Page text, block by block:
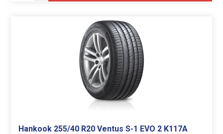
Hankook 255/40 R20 Ventus S-1 EVO 2 K117A